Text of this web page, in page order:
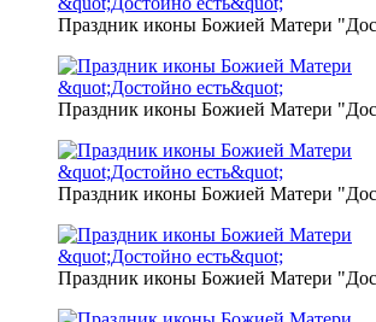
Праздник иконы Божией Матери
Праздник иконы Божией Матери
Праздник иконы Божией Матери
Праздник иконы Божией Матери